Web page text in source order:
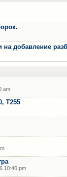
добавление
am
T255
10:46 pm